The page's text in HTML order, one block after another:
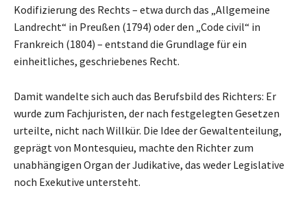
Kodifizierung des Rechts – etwa durch das „Allgemeine
Landrecht“ in Preußen (1794) oder den „Code civil“ in
Frankreich (1804) – entstand die Grundlage für ein
einheitliches, geschriebenes Recht.
Damit wandelte sich auch das Berufsbild des Richters: Er
wurde zum Fachjuristen, der nach festgelegten Gesetzen
urteilte, nicht nach Willkür. Die Idee der Gewaltenteilung,
geprägt von Montesquieu, machte den Richter zum
unabhängigen Organ der Judikative, das weder Legislative
noch Exekutive untersteht.